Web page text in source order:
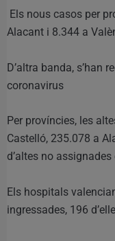
Els nous casos per
Alacant i 8.344 a
D’altra banda, s’han
coronavirus
Per províncies, les
Castelló, 235.078 a
d’altes no
Els hospitals
ingressades, 196